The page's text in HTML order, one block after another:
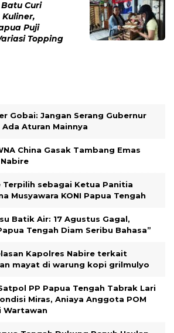
Curi
Puji
Topping
Gobai: Jangan Serang Gubernur
Ada Aturan Mainnya
China Gasak Tambang Emas
Terpilih sebagai Ketua Panitia
Musyawara KONI Papua Tengah
Batik Air: 17 Agustus Gagal,
Tengah Diam Seribu Bahasa”
Kapolres Nabire terkait
mayat di warung kopi grilmulyo
PP Papua Tengah Tabrak Lari
Miras, Aniaya Anggota POM
Wartawan